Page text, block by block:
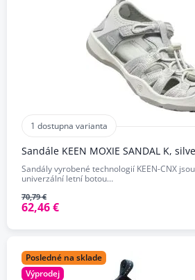
1 dostupna varianta
Sandále KEEN MOXIE SANDAL K,
Sandály vyrobené technologií KEEN-CNX
univerzální letní botou…
70,79 €
62,46 €
Posledné na sklade
Výprodej